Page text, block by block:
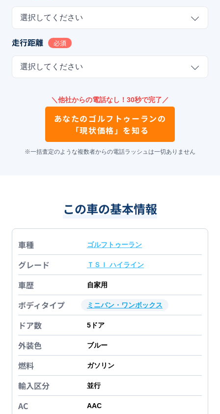
選択してください
走行距離 必須
選択してください
＼他社からの電話なし！30秒で完了／
あなたの ゴルフトゥーランの
「現状価格」を知る
※一括査定のような複数者からの電話ラッシュは一切ありません
この車の基本情報
車種 ゴルフトゥーラン
グレード ＴＳＩ ハイライン
車歴 自家用
ボディタイプ ミニバン・ワンボックス
ドア数 5 ドア
外装色 ブルー
燃料 ガソリン
輸入区分 並行
AC AAC